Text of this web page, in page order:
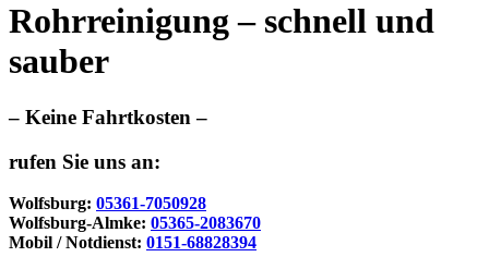
Rohrreinigung – schnell und
sauber
– Keine Fahrtkosten –
rufen Sie uns an:
Wolfsburg: 05361-7050928
Wolfsburg-Almke: 05365-2083670
Mobil / Notdienst: 0151-68828394